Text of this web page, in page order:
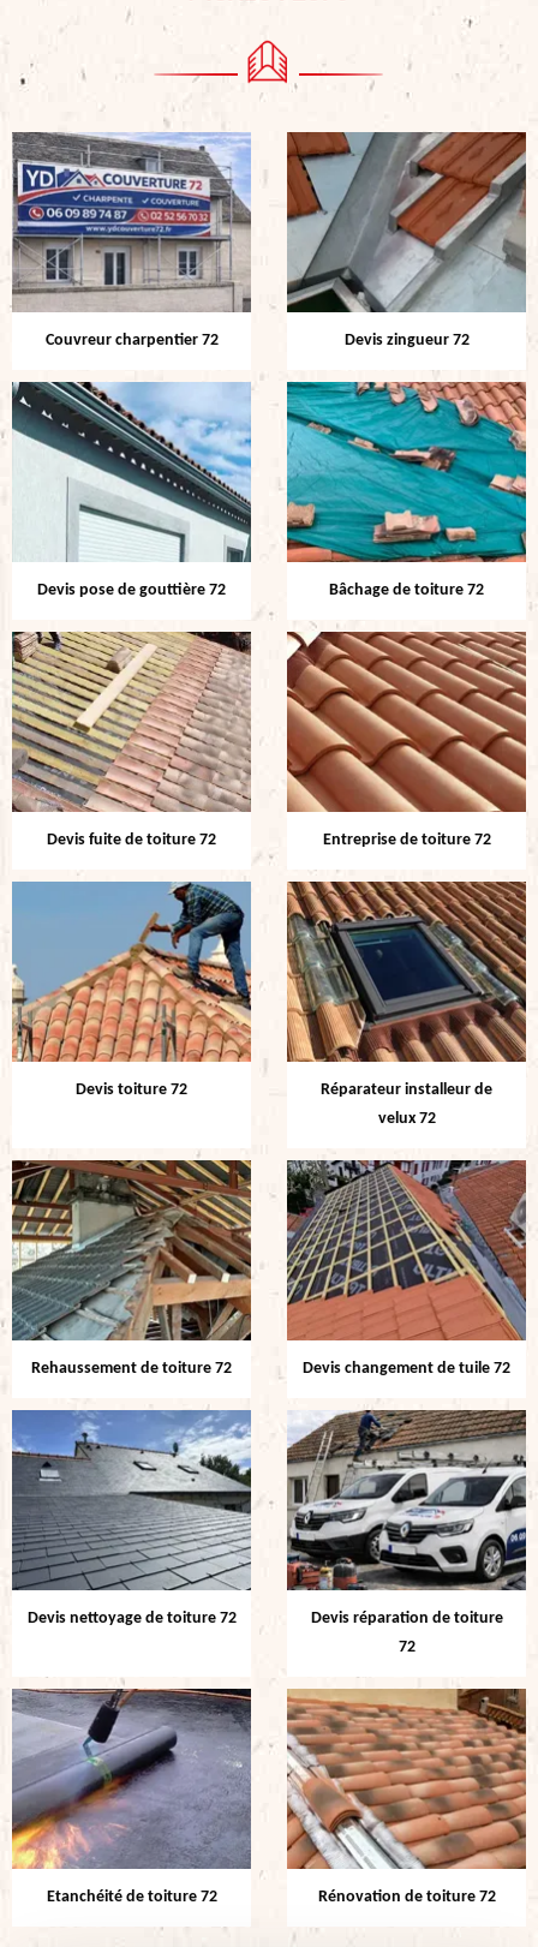
Couvreur charpentier 72 Devis zingueur 72
Devis pose de gouttière 72 Bâchage de toiture 72
Devis fuite de toiture 72 Entreprise de toiture 72
Devis toiture 72
Réparateur installeur de
velux 72
Rehaussement de toiture 72 Devis changement de tuile 72
Devis nettoyage de toiture 72
Devis réparation de toiture
72
Etanchéité de toiture 72 Rénovation de toiture 72